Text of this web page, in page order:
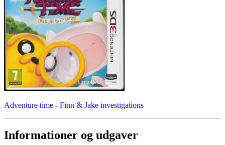
Adventure time - Finn & Jake investigations
Informationer og udgaver